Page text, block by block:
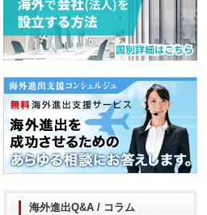
海外進出Q&A / コラム